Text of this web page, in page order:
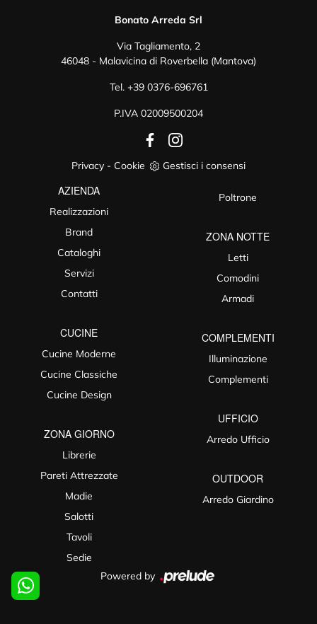
Bonato Arreda Srl
Via Tagliamento, 2
46048 - Malavicina di Roverbella (Mantova)
Tel. +39 0376-696761
P.IVA 02009500204
Privacy - Cookie Gestisci i consensi
AZIENDA
Realizzazioni
Brand
Cataloghi
Servizi
Contatti
CUCINE
Cucine Moderne
Cucine Classiche
Cucine Design
ZONA GIORNO
Librerie
Pareti Attrezzate
Madie
Salotti
Tavoli
Sedie
Poltrone
ZONA NOTTE
Letti
Comodini
Armadi
COMPLEMENTI
Illuminazione
Complementi
UFFICIO
Arredo Ufficio
OUTDOOR
Arredo Giardino
Powered by